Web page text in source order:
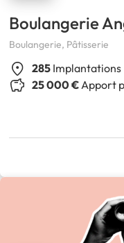
Boulangerie
Boulangerie, Pâtisserie
285 Implantations
25 000 €Apport